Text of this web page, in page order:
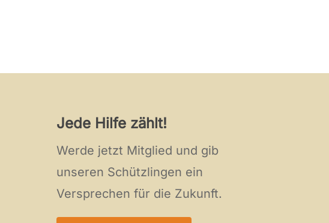
Jede Hilfe zählt!
Werde jetzt Mitglied und gib
unseren Schützlingen ein
Versprechen für die Zukunft.